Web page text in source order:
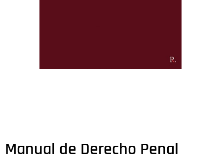
Manual de Derecho Penal